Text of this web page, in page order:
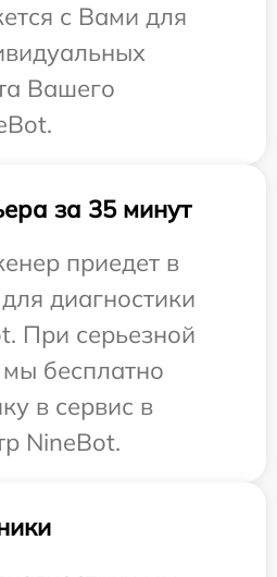
с Вами для
Вашего
за 35 минут
приедет в
диагностики
При серьезной
бесплатно
в сервис в
NineBot.